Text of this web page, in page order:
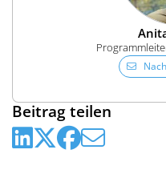
Beitrag teilen